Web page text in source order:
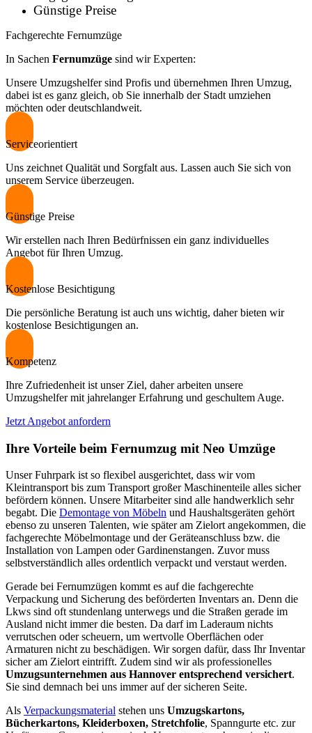
Günstige Preise
Fachgerechte Fernumzüge
In Sachen Fernumzüge sind wir Experten:
Unsere Umzugshelfer sind Profis und übernehmen Ihren Umzug,
dabei ist es ganz gleich, ob Sie innerhalb der Stadt umziehen
möchten oder deutschlandweit.
Serviceorientiert
Uns zeichnet Qualität und Sorgfalt aus. Lassen auch Sie sich von
unserem Service überzeugen.
Günstige Preise
Wir erstellen nach Ihren Bedürfnissen ein ganz individuelles
Angebot für Ihren Umzug.
Kostenlose Besichtigung
Die persönliche Beratung ist auch uns wichtig, daher bieten wir
kostenlose Besichtigungen an.
Kompetenz
Ihre Zufriedenheit ist unser Ziel, daher arbeiten unsere
Umzugshelfer mit jahrelanger Erfahrung und geschultem Auge.
Jetzt Angebot anfordern
Ihre Vorteile beim Fernumzug mit Neo Umzüge
Unser Fuhrpark ist so flexibel ausgerichtet, dass wir vom
Kleintransport bis zum Transport großer Maschinenteile alles sicher
befördern können. Unsere Mitarbeiter sind alle handwerklich sehr
begabt. Die Demontage von Möbeln und Haushaltsgeräten gehört
ebenso zu unseren Talenten, wie später am Zielort angekommen, die
fachgerechte Möbelmontage und der Geräteanschluss bzw. die
Installation von Lampen oder Gardinenstangen. Zuvor muss
selbstverständlich alles ordentlich verpackt und verstaut werden.
Gerade bei Fernumzügen kommt es auf die fachgerechte
Verpackung und Sicherung des beförderten Inventars an. Denn die
Lkws sind oft stundenlang unterwegs und die Straßen gerade im
Ausland nicht immer die besten. Da darf im Laderaum nichts
verrutschen oder scheuern, um wertvolle Oberflächen oder
Armaturen nicht zu beschädigen. Wir sorgen dafür, dass Ihr Inventar
sicher am Zielort eintrifft. Zudem sind wir als professionelles
Umzugsunternehmen aus Hannover entsprechend versichert.
Sie sind demnach bei uns immer auf der sicheren Seite.
Als Verpackungsmaterial stehen uns Umzugskartons,
Bücherkartons, Kleiderboxen, Stretchfolie, Spanngurte etc. zur